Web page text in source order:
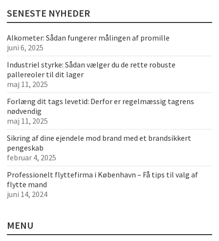
SENESTE NYHEDER
Alkometer: Sådan fungerer målingen af promille
juni 6, 2025
Industriel styrke: Sådan vælger du de rette robuste
pallereoler til dit lager
maj 11, 2025
Forlæng dit tags levetid: Derfor er regelmæssig tagrens
nødvendig
maj 11, 2025
Sikring af dine ejendele mod brand med et brandsikkert
pengeskab
februar 4, 2025
Professionelt flyttefirma i København – Få tips til valg af
flytte mand
juni 14, 2024
MENU